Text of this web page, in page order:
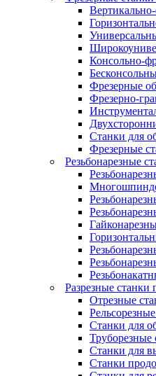
Консольно-
Фрезерные
Фрезерно-
Станки для
Фрезерные
Резьбонарезные
Разрезные станки
Отрезные
Станки для
Труборезные
Станки для
Станки